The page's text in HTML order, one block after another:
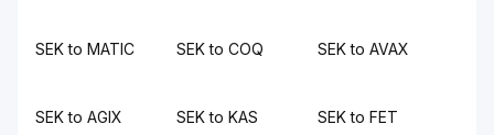
SEK to MATIC SEK to COQ SEK to AVAX
SEK to AGIX SEK to KAS SEK to FET